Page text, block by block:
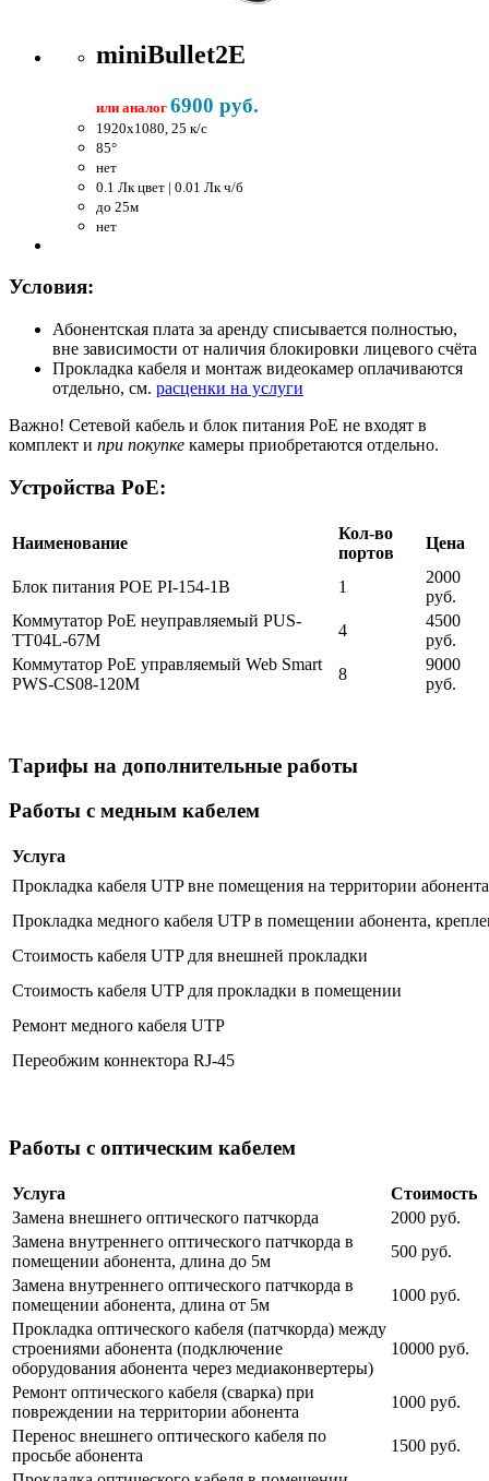
miniBullet2E
или аналог 6900 руб.
1920x1080, 25 к/c
85°
нет
0.1 Лк цвет | 0.01 Лк ч/б
до 25м
нет
Условия:
Абонентская плата за аренду списывается полностью,
вне зависимости от наличия блокировки лицевого счёта
Прокладка кабеля и монтаж видеокамер оплачиваются
отдельно, см. расценки на услуги
Важно! Сетевой кабель и блок питания PoE не входят в
комплект и при покупке камеры приобретаются отдельно.
Устройства PoE:
Наименование
Кол-во
портов
Цена
Блок питания POE PI-154-1B 1
2000
руб.
Коммутатор PoE неуправляемый PUS-
TT04L-67M
4
4500
руб.
Коммутатор PoE управляемый Web Smart
PWS-CS08-120M
8
9000
руб.
Тарифы на дополнительные работы
Работы с медным кабелем
Услуга
Прокладка кабеля UTP вне помещения на территории
Прокладка медного кабеля UTP в помещении абонента,
Стоимость кабеля UTP для внешней прокладки
Стоимость кабеля UTP для прокладки в помещении
Ремонт медного кабеля UTP
Переобжим коннектора RJ-45
Работы с оптическим кабелем
Услуга
Стоимость
Замена внешнего оптического патчкорда
2000 руб.
Замена внутреннего оптического патчкорда в
помещении абонента, длина до 5м
500 руб.
Замена внутреннего оптического патчкорда в
помещении абонента, длина от 5м
1000 руб.
Прокладка оптического кабеля (патчкорда) между
строениями абонента (подключение
оборудования абонента через медиаконвертеры)
10000 руб.
Ремонт оптического кабеля (сварка) при
повреждении на территории абонента
1000 руб.
Перенос внешнего оптического кабеля по
просьбе абонента
1500 руб.